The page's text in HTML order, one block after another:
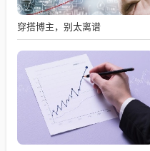
穿搭博主，别太离谱